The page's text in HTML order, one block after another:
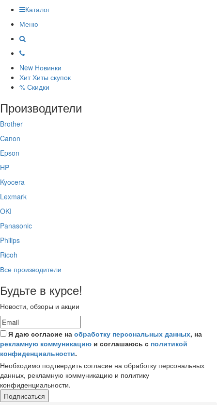
Каталог
Меню
New Новинки
Хит Хиты скупок
% Скидки
Производители
Brother
Canon
Epson
HP
Kyocera
Lexmark
OKI
Panasonic
Philips
Ricoh
Все производители
Будьте в курсе!
Новости, обзоры и акции
Я даю согласие на обработку персональных данных, на
рекламную коммуникацию и соглашаюсь с политикой
конфиденциальности.
Необходимо подтвердить согласие на обработку персональных
данных, рекламную коммуникацию и политику
конфиденциальности.
Подписаться